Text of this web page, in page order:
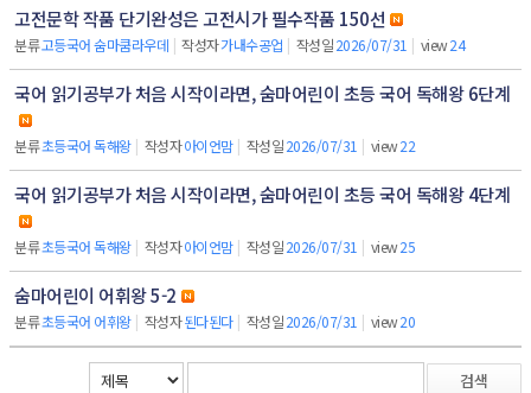
고전문학 작품 단기완성은 고전시가 필수작품 150선
분류고등국어 숨마쿰라우데 | 작성자가내수공업 | 작성일2026/07/31 | view24
국어 읽기공부가 처음 시작이라면, 숨마어린이 초등 국어 독해왕 6단계
분류초등국어 독해왕 | 작성자아이언맘 | 작성일2026/07/31 | view22
국어 읽기공부가 처음 시작이라면, 숨마어린이 초등 국어 독해왕 4단계
분류초등국어 독해왕 | 작성자아이언맘 | 작성일2026/07/31 | view25
숨마어린이 어휘왕 5-2
분류초등국어 어휘왕 | 작성자된다된다 | 작성일2026/07/31 | view20
검색